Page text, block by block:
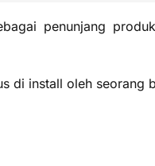
penunjang
di install oleh seorang